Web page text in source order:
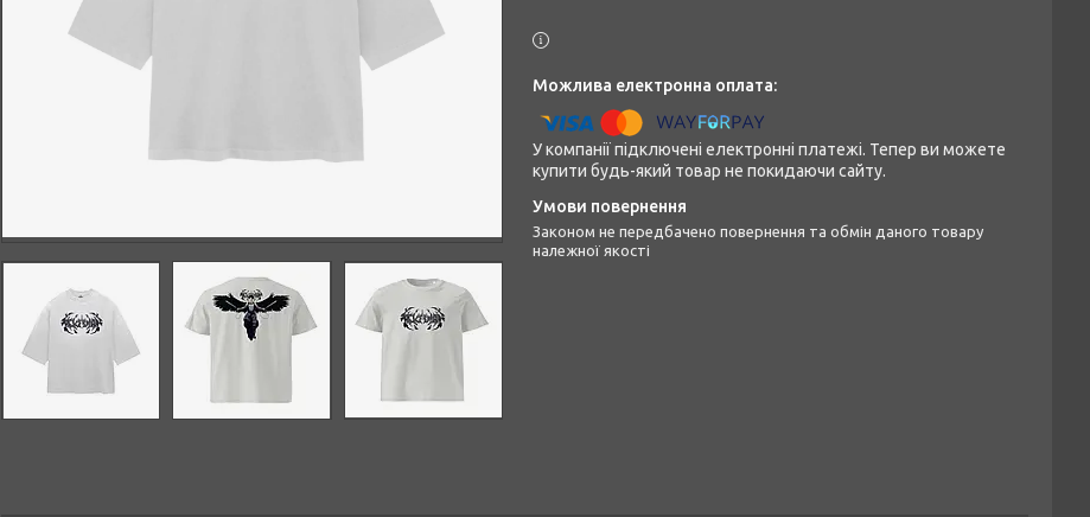
У компанії підключені електронні платежі. Тепер ви можете
купити будь-який товар не покидаючи сайту.
Законом не передбачено повернення та обмін даного товару
належної якості